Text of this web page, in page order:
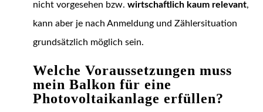
nicht vorgesehen bzw. wirtschaftlich kaum relevant,
kann aber je nach Anmeldung und Zählersituation
grundsätzlich möglich sein.
Welche Voraussetzungen muss
mein Balkon für eine
Photovoltaikanlage erfüllen?